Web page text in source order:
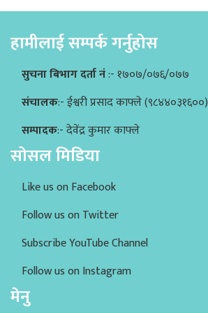
हामीलाई सम्पर्क गर्नुहोस
सुचना बिभाग दर्ता नं:- १७०७/०७६/०७७
संचालक:- ईश्वरी प्रसाद काफ्ले (९८४४०३१६००)
सम्पादक:- देवेंद्र कुमार काफ्ले
सोसल मिडिया
Like us on Facebook
Follow us on Twitter
Subscribe YouTube Channel
Follow us on Instagram
मेनु